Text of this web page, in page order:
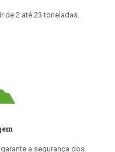
de 2 até 23 toneladas.
a segurança dos